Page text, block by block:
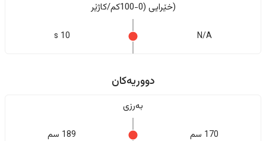
(خێرایی (0-100کم/کاژێر
N/A
10 s
دووریەکان
بەرزی
170 سم 189 سم